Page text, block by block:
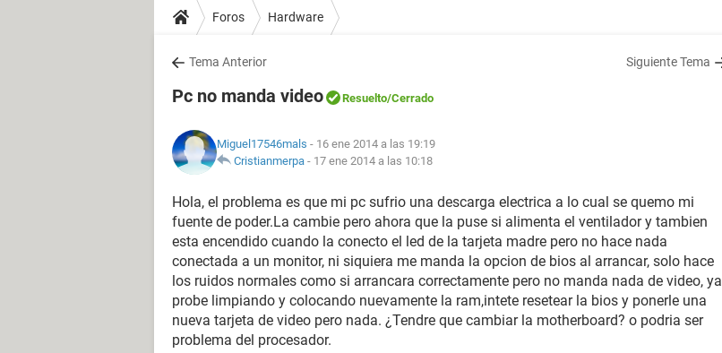
Foros Hardware
Tema Anterior Siguiente Tema
Pc no manda video Resuelto/Cerrado
Miguel17546mals - 16 ene 2014 a las 19:19
Cristianmerpa - 17 ene 2014 a las 10:18
Hola, el problema es que mi pc sufrio una descarga electrica a lo cual se quemo mi
fuente de poder.La cambie pero ahora que la puse si alimenta el ventilador y tambien
esta encendido cuando la conecto el led de la tarjeta madre pero no hace nada
conectada a un monitor, ni siquiera me manda la opcion de bios al arrancar, solo hace
los ruidos normales como si arrancara correctamente pero no manda nada de video, ya
probe limpiando y colocando nuevamente la ram,intete resetear la bios y ponerle una
nueva tarjeta de video pero nada. ¿Tendre que cambiar la motherboard? o podria ser
problema del procesador.